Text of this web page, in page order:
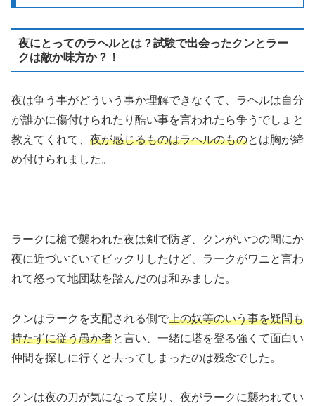
夜にとってのラヘルとは？試験で出会ったクンとラー
クは敵か味方か？！
夜は争う事がどういう事か理解できなくて、ラヘルは自分
が誰かに傷付けられたり酷い事を言われたら争うでしょと
教えてくれて、 夜が感じるものはラヘルのものとは胸が締
め付けられました。
ラークに槍で襲われた夜は剣で防ぎ、クンがいつの間にか
夜に近づいていてビックリしたけど、ラークがワニと言わ
れて怒って地団駄を踏んだのは和みました。
クンはラークを支配される側で上の奴等のいう事を疑問も
持たずに従う愚か者と言い、一緒に塔を登る強くて面白い
仲間を探しに行くと去ってしまったのは残念でした。
クンは夜の刀が気になって戻り、夜がラークに襲われてい